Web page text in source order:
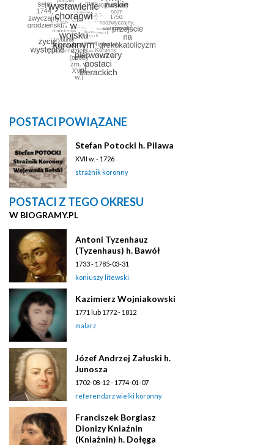
POSTACI POWIĄZANE
Stefan Potocki h. Pilawa
XVII w. - 1726
strażnik koronny
POSTACI Z TEGO OKRESU
W BIOGRAMY.PL
Antoni Tyzenhauz
(Tyzenhaus) h. Bawół
1733 - 1785-03-31
koniuszy litewski
Kazimierz Wojniakowski
1771 lub 1772 - 1812
malarz
Józef Andrzej Załuski h.
Junosza
1702-08-12 - 1774-01-07
referendarz wielki koronny
Franciszek Borgiasz
Dionizy Kniaźnin
(Kniażnin) h. Dołęga